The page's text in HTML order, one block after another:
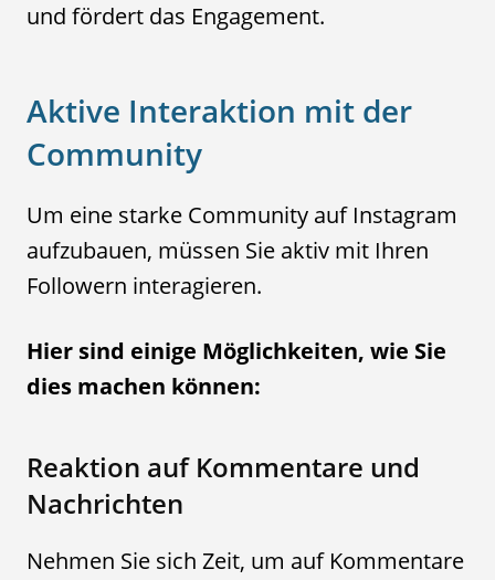
und fördert das Engagement.
Aktive Interaktion mit der
Community
Um eine starke Community auf Instagram
aufzubauen, müssen Sie aktiv mit Ihren
Followern interagieren.
Hier sind einige Möglichkeiten, wie Sie
dies machen können:
Reaktion auf Kommentare und
Nachrichten
Nehmen Sie sich Zeit, um auf Kommentare